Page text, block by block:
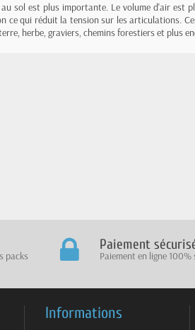
sol est plus importante. Le volume d'air est
ce qui réduit la tension sur les articulations.
herbe, graviers, chemins forestiers et plus
packs
Paiement
Paiement en ligne 100%
Informations